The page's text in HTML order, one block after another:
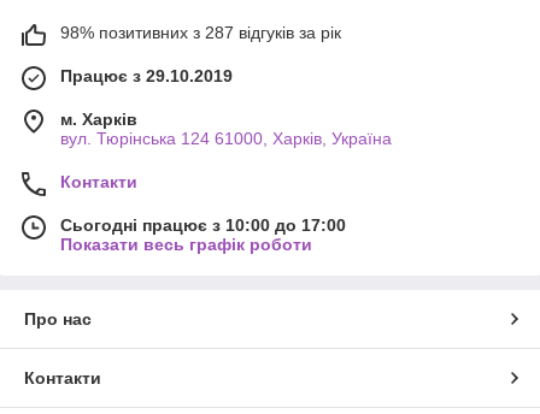
98% позитивних з 287 відгуків за рік
Працює з 29.10.2019
м. Харків
вул. Тюрінська 124 61000, Харків, Україна
Контакти
Сьогодні працює з 10:00 до 17:00
Показати весь графік роботи
Про нас
Контакти